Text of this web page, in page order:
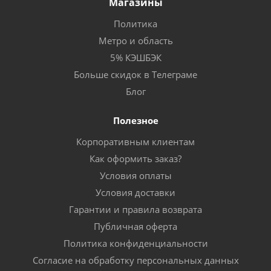
Политика
Метро и область
5% КЭШБЭК
Больше скидок в Телеграме
Блог
Полезное
Корпоративным клиентам
Как оформить заказ?
Условия оплаты
Условия доставки
Гарантии и правила возврата
Публичная оферта
Политика конфиденциальности
Согласие на обработку персональных данных